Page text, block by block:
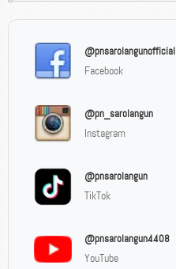
@pnsarolangunofficial
Facebook
@pn_sarolangun
Instagram
@pnsarolangun
TikTok
@pnsarolangun4408
YouTube